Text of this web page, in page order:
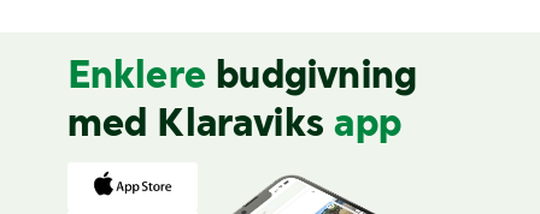
Enklere budgivning
med Klaraviks app